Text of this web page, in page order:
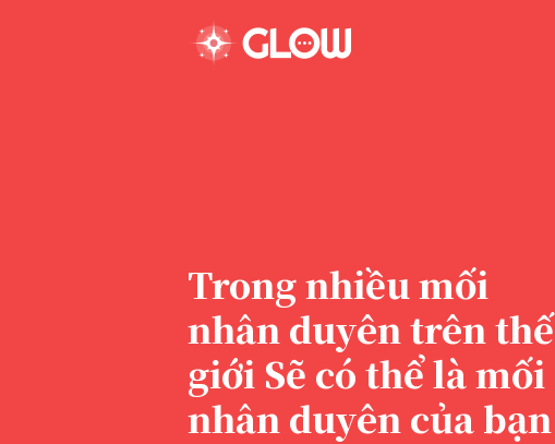
Trong nhiều mối
nhân duyên trên thế
giới Sẽ có thể là mối
nhân duyên của bạn